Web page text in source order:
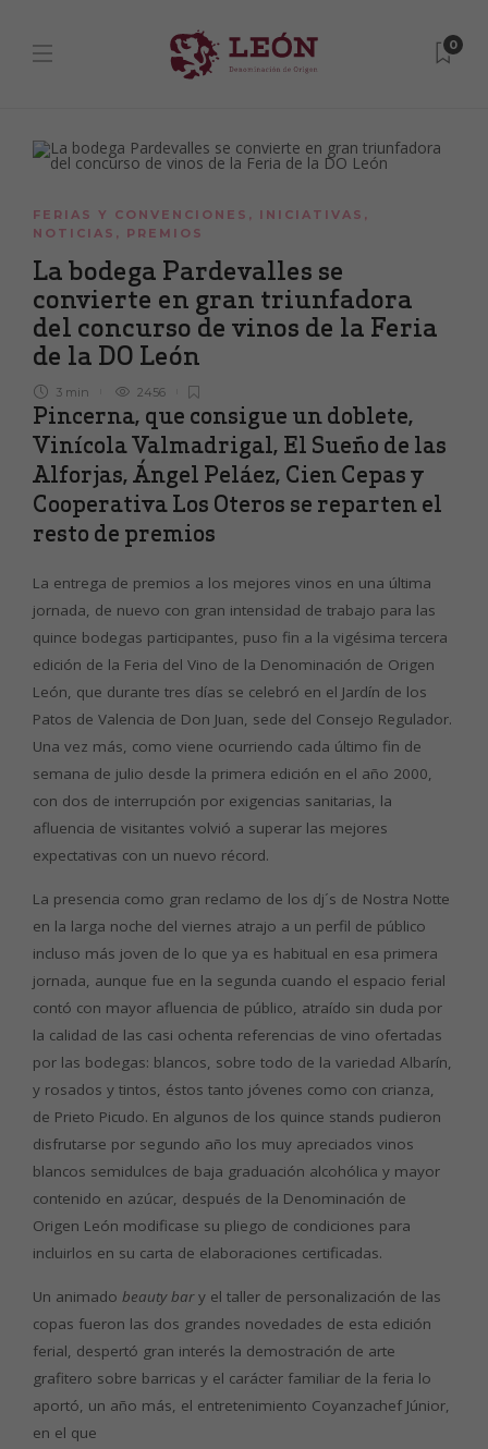
0
FERIAS Y CONVENCIONES , INICIATIVAS ,
NOTICIAS , PREMIOS
La bodega Pardevalles se
convierte en gran triunfadora
del concurso de vinos de la Feria
de la DO León
3 min 2456
Pincerna, que consigue un doblete,
Vinícola Valmadrigal, El Sueño de las
Alforjas, Ángel Peláez, Cien Cepas y
Cooperativa Los Oteros se reparten el
resto de premios
La entrega de premios a los mejores vinos en una última
jornada, de nuevo con gran intensidad de trabajo para las
quince bodegas participantes, puso fin a la vigésima tercera
edición de la Feria del Vino de la Denominación de Origen
León, que durante tres días se celebró en el Jardín de los
Patos de Valencia de Don Juan, sede del Consejo Regulador.
Una vez más, como viene ocurriendo cada último fin de
semana de julio desde la primera edición en el año 2000,
con dos de interrupción por exigencias sanitarias, la
afluencia de visitantes volvió a superar las mejores
expectativas con un nuevo récord.
La presencia como gran reclamo de los dj´s de Nostra Notte
en la larga noche del viernes atrajo a un perfil de público
incluso más joven de lo que ya es habitual en esa primera
jornada, aunque fue en la segunda cuando el espacio ferial
contó con mayor afluencia de público, atraído sin duda por
la calidad de las casi ochenta referencias de vino ofertadas
por las bodegas: blancos, sobre todo de la variedad Albarín,
y rosados y tintos, éstos tanto jóvenes como con crianza,
de Prieto Picudo. En algunos de los quince stands pudieron
disfrutarse por segundo año los muy apreciados vinos
blancos semidulces de baja graduación alcohólica y mayor
contenido en azúcar, después de la Denominación de
Origen León modificase su pliego de condiciones para
incluirlos en su carta de elaboraciones certificadas.
Un animado beauty bary el taller de personalización de las
copas fueron las dos grandes novedades de esta edición
ferial, despertó gran interés la demostración de arte
grafitero sobre barricas y el carácter familiar de la feria lo
aportó, un año más, el entretenimiento Coyanzachef Júnior,
en el que